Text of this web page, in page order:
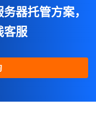
器托管方案，
客服